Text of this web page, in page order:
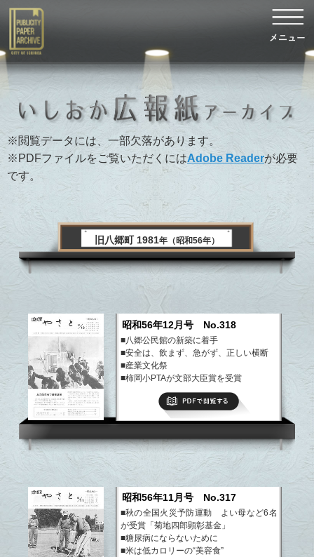
※閲覧データには、一部欠落があります。
※PDFファイルをご覧いただくにはAdobe Readerが必要
です。
旧八郷町 1981年（昭和56年）
昭和56年12月号 No.318
■八郷公民館の新築に着手
■安全は、飲まず、急がず、正しい横断
■産業文化祭
■柿岡小PTAが文部大臣賞を受賞
■山崎の大槻さん藍綬褒章を受ける
■柿岡の吉田さん茨城文学賞を受けるPDFで閲覧する
昭和56年11月号 No.317
■秋の全国火災予防運動 よい母など6名
が受賞「菊地四郎顕彰基金」
■糖尿病にならないために
■米は低カロリーの“美容食”